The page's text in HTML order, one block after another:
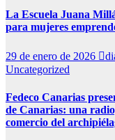
La Escuela Juana
para mujeres
29 de enero de 2026
Uncategorized
Fedeco Canarias
de Canarias: una
comercio del